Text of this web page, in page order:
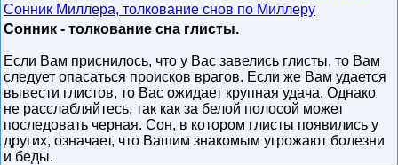
Сонник Миллера, толкование снов по Миллеру
Сонник - толкование сна глисты.
Если Вам приснилось, что у Вас завелись глисты, то Вам
следует опасаться происков врагов. Если же Вам удается
вывести глистов, то Вас ожидает крупная удача. Однако
не расслабляйтесь, так как за белой полосой может
последовать черная. Сон, в котором глисты появились у
других, означает, что Вашим знакомым угрожают болезни
и беды.